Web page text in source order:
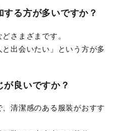
る方が多いですか？
さまざまです。
と出会いたい」という方が多
良いですか？
清潔感のある服装がおすす